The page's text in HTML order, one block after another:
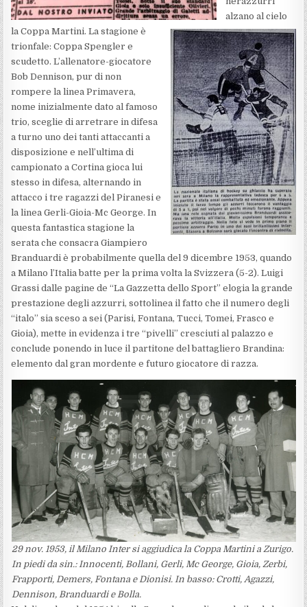
alzano al cielo
la Coppa Martini. La stagione è
trionfale: Coppa Spengler e
scudetto. L’allenatore-giocatore
Bob Dennison, pur di non
rompere la linea Primavera,
nome inizialmente dato al famoso
trio, sceglie di arretrare in difesa
a turno uno dei tanti attaccanti a
disposizione e nell’ultima di
campionato a Cortina gioca lui
stesso in difesa, alternando in
attacco i tre ragazzi del Piranesi e
la linea Gerli-Gioia-Mc George. In
questa fantastica stagione la
serata che consacra Giampiero
Branduardi è probabilmente quella del 9 dicembre 1953, quando
a Milano l’Italia batte per la prima volta la Svizzera (5-2). Luigi
Grassi dalle pagine de “La Gazzetta dello Sport” elogia la grande
prestazione degli azzurri, sottolinea il fatto che il numero degli
“italo” sia sceso a sei (Parisi, Fontana, Tucci, Tomei, Frasco e
Gioia), mette in evidenza i tre “pivelli” cresciuti al palazzo e
conclude ponendo in luce il partitone del battagliero Brandina:
elemento dal gran mordente e futuro giocatore di razza.
29 nov. 1953, il Milano Inter si aggiudica la Coppa Martini a Zurigo.
In piedi da sin.: Innocenti, Bollani, Gerli, Mc George, Gioia, Zerbi,
Frapporti, Demers, Fontana e Dionisi. In basso: Crotti, Agazzi,
Dennison, Branduardi e Bolla.